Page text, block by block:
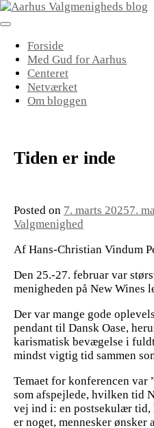
Skip
to
Forside
Med Gud for Aarhus
Centeret
Netværket
Om bloggen
Tiden er inde
Posted on 7. marts 20257.
Valgmenighed
Af Hans-Christian Vindum
Den 25.-27. februar var
menigheden på New Wines
Der var mange gode
pendant til Dansk Oase,
karismatisk bevægelse i
mindst vigtig tid sammen
Temaet for konferencen var
som afspejlede, hvilken tid
vej ind i: en postsekulær tid,
er noget, mennesker ønsker